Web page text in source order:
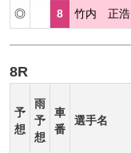
◎ 8 竹内 正浩
8R
予
想
雨
予
想
車
番
選手名